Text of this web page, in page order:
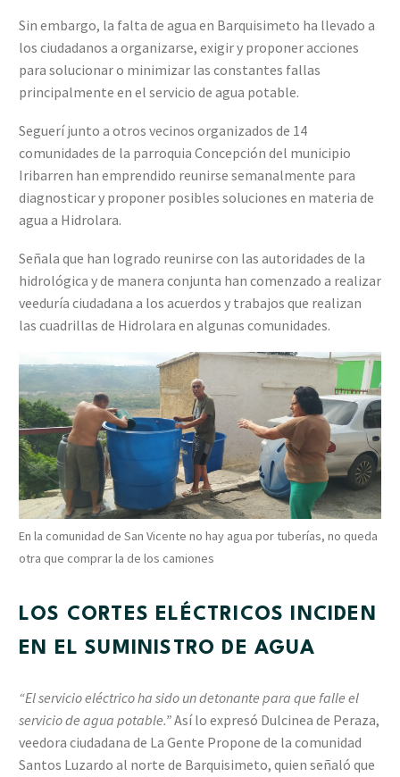
Sin embargo, la falta de agua en Barquisimeto ha llevado a
los ciudadanos a organizarse, exigir y proponer acciones
para solucionar o minimizar las constantes fallas
principalmente en el servicio de agua potable.
Seguerí junto a otros vecinos organizados de 14
comunidades de la parroquia Concepción del municipio
Iribarren han emprendido reunirse semanalmente para
diagnosticar y proponer posibles soluciones en materia de
agua a Hidrolara.
Señala que han logrado reunirse con las autoridades de la
hidrológica y de manera conjunta han comenzado a realizar
veeduría ciudadana a los acuerdos y trabajos que realizan
las cuadrillas de Hidrolara en algunas comunidades.
En la comunidad de San Vicente no hay agua por tuberías, no queda
otra que comprar la de los camiones
LOS CORTES ELÉCTRICOS INCIDEN
EN EL SUMINISTRO DE AGUA
“El servicio eléctrico ha sido un detonante para que falle el
servicio de agua potable.”Así lo expresó Dulcinea de Peraza,
veedora ciudadana de La Gente Propone de la comunidad
Santos Luzardo al norte de Barquisimeto, quien señaló que